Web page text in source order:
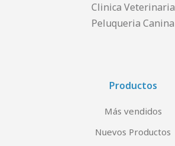
Clinica Veterinaria
Peluqueria Canina
Productos
Más vendidos
Nuevos Productos